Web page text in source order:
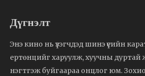
Дүгнэлт
Энэ кино нь үзэгчдэд шинэ үеийн
ертөнцийг харуулж, хуучны дуртай
нэгтгэж буйгаараа онцлог юм.